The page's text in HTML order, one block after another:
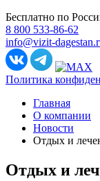
Бесплатно по
8 800 533-86-62
info@vizit-
Политика
Главная
О компании
Новости
Отдых и
Отдых и